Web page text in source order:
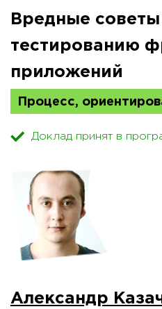
Вредные советы
тестированию
приложений
Процесс,
Доклад принят в
Александр